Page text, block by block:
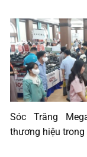
Sóc Trăng
thương hiệu